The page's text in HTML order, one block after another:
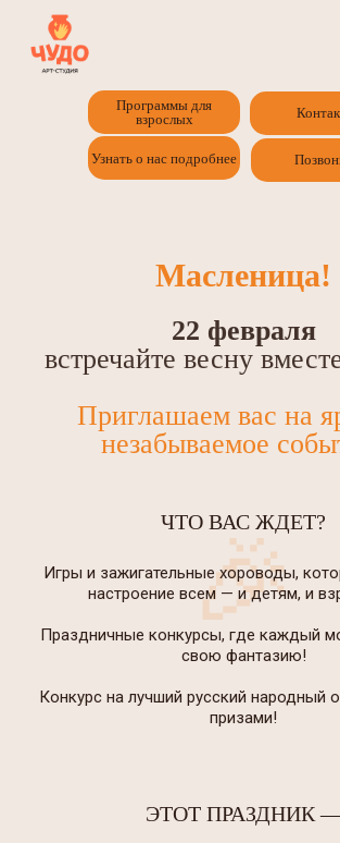
Узнать о нас подробнее
Программы для
взрослых
Масленица!
22 февраля
встречайте весну
Приглашаем вас на
незабываемое
ЧТО ВАС ЖДЕТ?
Игры и зажигательные хороводы,
настроение всем — и детям, и
Праздничные конкурсы, где каждый
свою фантазию!
Конкурс на лучший русский народный
призами!
🎉
ЭТОТ ПРАЗДНИК